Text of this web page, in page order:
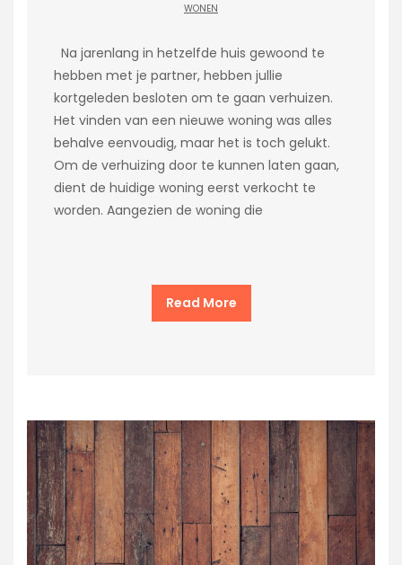
WONEN
Na jarenlang in hetzelfde huis gewoond te
hebben met je partner, hebben jullie
kortgeleden besloten om te gaan verhuizen.
Het vinden van een nieuwe woning was alles
behalve eenvoudig, maar het is toch gelukt.
Om de verhuizing door te kunnen laten gaan,
dient de huidige woning eerst verkocht te
worden. Aangezien de woning die
Read More